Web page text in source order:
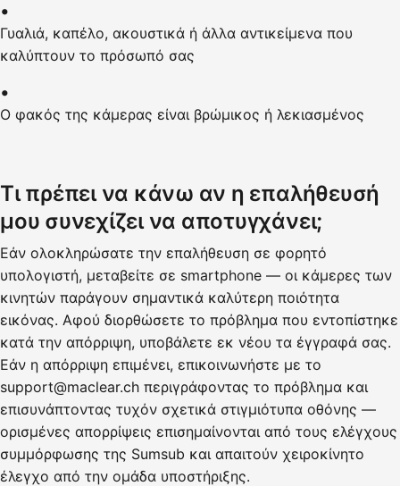
Γυαλιά, καπέλο, ακουστικά ή άλλα αντικείμενα που
καλύπτουν το πρόσωπό σας
Ο φακός της κάμερας είναι βρώμικος ή λεκιασμένος
Τι πρέπει να κάνω αν η επαλήθευσή
μου συνεχίζει να αποτυγχάνει;
Εάν ολοκληρώσατε την επαλήθευση σε φορητό
υπολογιστή, μεταβείτε σε smartphone — οι κάμερες των
κινητών παράγουν σημαντικά καλύτερη ποιότητα
εικόνας. Αφού διορθώσετε το πρόβλημα που εντοπίστηκε
κατά την απόρριψη, υποβάλετε εκ νέου τα έγγραφά σας.
Εάν η απόρριψη επιμένει, επικοινωνήστε με το
support@maclear.ch περιγράφοντας το πρόβλημα και
επισυνάπτοντας τυχόν σχετικά στιγμιότυπα οθόνης —
ορισμένες απορρίψεις επισημαίνονται από τους ελέγχους
συμμόρφωσης της Sumsub και απαιτούν χειροκίνητο
έλεγχο από την ομάδα υποστήριξης.